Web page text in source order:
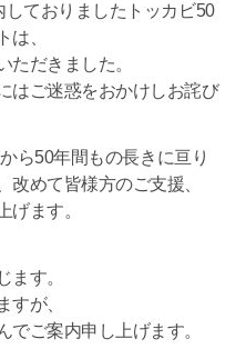
ておりましたトッカビ50
は、
ただきました。
はご迷惑をおかけしお詫び
ら50年間もの長きに亘り
めて皆様方のご支援、
げます。
ます。
すが、
ご案内申し上げます。